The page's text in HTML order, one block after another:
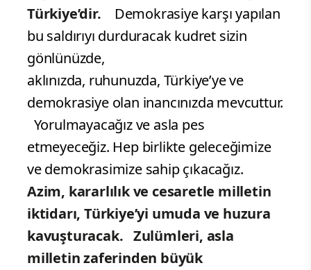
Türkiye’dir. Demokrasiye karşı yapılan
bu saldırıyı durduracak kudret sizin
gönlünüzde,
aklınızda, ruhunuzda, Türkiye’ye ve
demokrasiye olan inancınızda mevcuttur.
Yorulmayacağız ve asla pes
etmeyeceğiz. Hep birlikte geleceğimize
ve demokrasimize sahip çıkacağız.
Azim, kararlılık ve cesaretle milletin
iktidarı, Türkiye’yi umuda ve huzura
kavuşturacak. Zulümleri, asla
milletin zaferinden büyük